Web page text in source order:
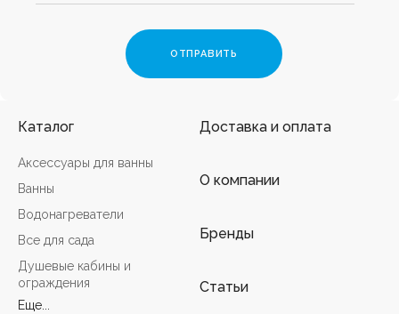
Каталог
Аксессуары для ванны
Ванны
Водонагреватели
Все для сада
Душевые кабины и
ограждения
Еще...
Доставка и оплата
О компании
Бренды
Статьи